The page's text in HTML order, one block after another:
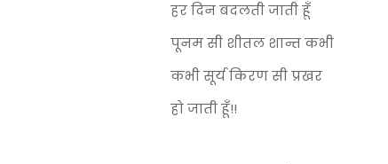
हर दिन बदलती जाती हूँ
पूनम सी शीतल शान्त कभी
कभी सूर्य किरण सी प्रखर
हो जाती हूँ!!